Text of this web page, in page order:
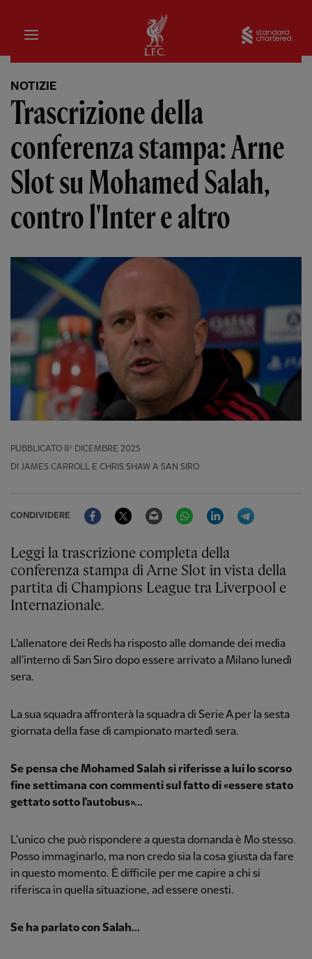
Iniziale
NOTIZIE
Trascrizione della
conferenza stampa: Arne
Slot su Mohamed Salah,
contro l'Inter e altro
PUBBLICATO 8º DICEMBRE 2025
DI JAMES CARROLL E CHRIS SHAW A SAN SIRO
CONDIVIDERE
FacebookTwitter Email WhatsAppLinkedIn
Leggi la trascrizione completa della
conferenza stampa di Arne Slot in vista della
partita di Champions League tra Liverpool e
Internazionale.
L'allenatore dei Reds ha risposto alle domande dei media
all'interno di San Siro dopo essere arrivato a Milano lunedì
sera.
La sua squadra affronterà la squadra di Serie A per la sesta
giornata della fase di campionato martedì sera.
Se pensa che Mohamed Salah si riferisse a lui lo scorso
fine settimana con commenti sul fatto di «essere stato
gettato sotto l'autobus»...
L'unico che può rispondere a questa domanda è Mo stesso.
Posso immaginarlo, ma non credo sia la cosa giusta da fare
in questo momento. È difficile per me capire a chi si
riferisca in quella situazione, ad essere onesti.
Se ha parlato con Salah...